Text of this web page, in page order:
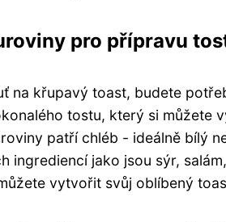
pro přípravu
na křupavý toast, budete
tostu, který si můžete
patří chléb - ideálně bílý
ingrediencí jako jsou sýr,
vytvořit svůj oblíbený